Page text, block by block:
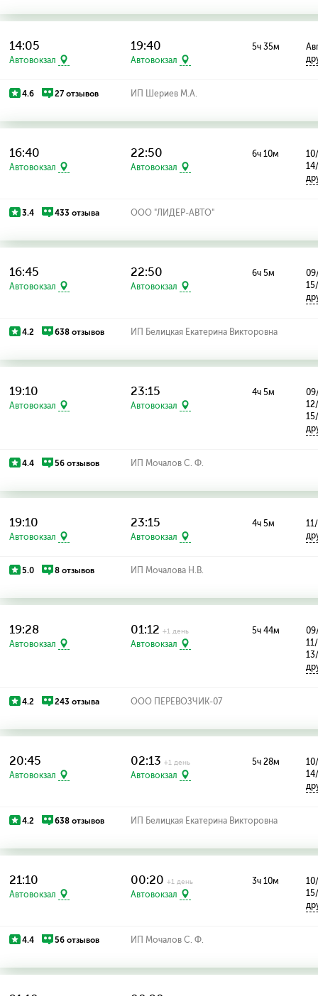
14:05
Автовокзал
19:40
Автовокзал
5ч 35м
4.6 27 отзывов ИП Шериев М.А.
16:40
Автовокзал
22:50
Автовокзал
6ч 10м
3.4 433 отзыва ООО "ЛИДЕР-АВТО"
16:45
Автовокзал
22:50
Автовокзал
6ч 5м
4.2 638 отзывов ИП Белицкая Екатерина Викторовна
19:10
Автовокзал
23:15
Автовокзал
4ч 5м
4.4 56 отзывов ИП Мочалов С. Ф.
19:10
Автовокзал
23:15
Автовокзал
4ч 5м
5.0 8 отзывов ИП Мочалова Н.В.
19:28
Автовокзал
01:12+1 день
Автовокзал
5ч 44м
4.2 243 отзыва ООО ПЕРЕВОЗЧИК-07
20:45
Автовокзал
02:13+1 день
Автовокзал
5ч 28м
4.2 638 отзывов ИП Белицкая Екатерина Викторовна
21:10
Автовокзал
00:20+1 день
Автовокзал
3ч 10м
4.4 56 отзывов ИП Мочалов С. Ф.